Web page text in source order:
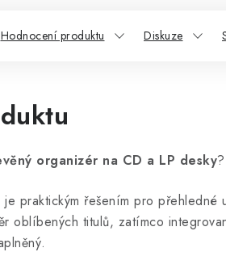
Hodnocení produktu Diskuze
organizér na CD a LP desky?
praktickým řešením pro
oblíbených titulů, zatímco